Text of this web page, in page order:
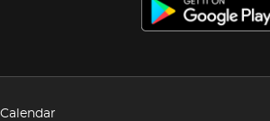
Calendar